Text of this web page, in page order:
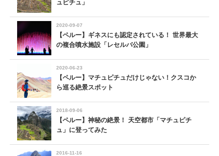
ュピチュ」
2020-09-07
【ペルー】ギネスにも認定されている！ 世界最大
の複合噴水施設「レセルバ公園」
2020-06-23
【ペルー】マチュピチュだけじゃない！クスコか
ら巡る絶景スポット
2018-09-06
【ペルー】神秘の絶景！ 天空都市「マチュピチ
ュ」に登ってみた
2016-11-16